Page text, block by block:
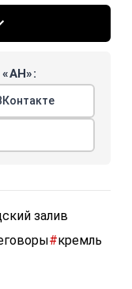
залив
#кремль